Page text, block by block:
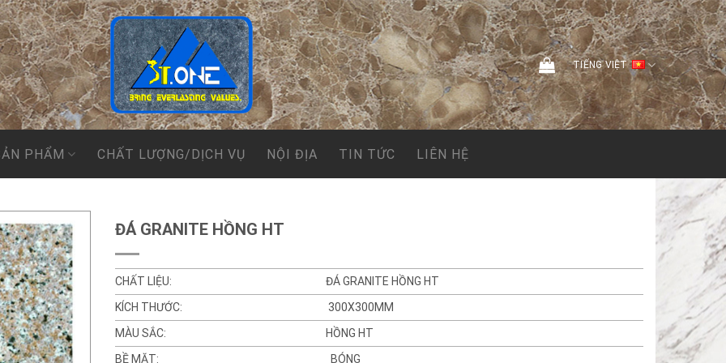
TIẾNG VIỆT
PHẨM CHẤT LƯỢNG/DỊCH VỤ NỘI ĐỊA TIN TỨC LIÊN HỆ
ĐÁ GRANITE HỒNG HT
CHẤT LIỆU:
ĐÁ GRANITE HỒNG HT
KÍCH THƯỚC:
300X300MM
MÀU SẮC:
HỒNG HT
BỀ MẶT:
BÓNG